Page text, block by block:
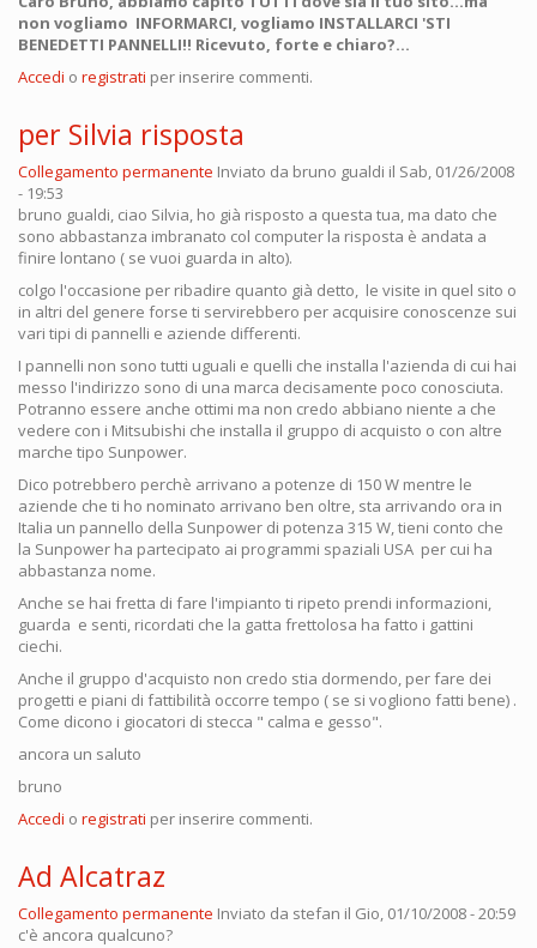
non vogliamo INFORMARCI, vogliamo INSTALLARCI 'STI
BENEDETTI PANNELLI!! Ricevuto, forte e chiaro?...
Accedi o registrati per inserire commenti.
per Silvia risposta
Collegamento permanente Inviato da bruno gualdi il Sab, 01/26/2008
- 19:53
bruno gualdi, ciao Silvia, ho già risposto a questa tua, ma dato che
sono abbastanza imbranato col computer la risposta è andata a
finire lontano ( se vuoi guarda in alto).
colgo l'occasione per ribadire quanto già detto, le visite in quel sito o
in altri del genere forse ti servirebbero per acquisire conoscenze sui
vari tipi di pannelli e aziende differenti.
I pannelli non sono tutti uguali e quelli che installa l'azienda di cui hai
messo l'indirizzo sono di una marca decisamente poco conosciuta.
Potranno essere anche ottimi ma non credo abbiano niente a che
vedere con i Mitsubishi che installa il gruppo di acquisto o con altre
marche tipo Sunpower.
Dico potrebbero perchè arrivano a potenze di 150 W mentre le
aziende che ti ho nominato arrivano ben oltre, sta arrivando ora in
Italia un pannello della Sunpower di potenza 315 W, tieni conto che
la Sunpower ha partecipato ai programmi spaziali USA per cui ha
abbastanza nome.
Anche se hai fretta di fare l'impianto ti ripeto prendi informazioni,
guarda e senti, ricordati che la gatta frettolosa ha fatto i gattini
ciechi.
Anche il gruppo d'acquisto non credo stia dormendo, per fare dei
progetti e piani di fattibilità occorre tempo ( se si vogliono fatti bene) .
Come dicono i giocatori di stecca " calma e gesso".
ancora un saluto
bruno
Accedi o registrati per inserire commenti.
Ad Alcatraz
Collegamento permanente Inviato da stefan il Gio, 01/10/2008 - 20:59
c'è ancora qualcuno?